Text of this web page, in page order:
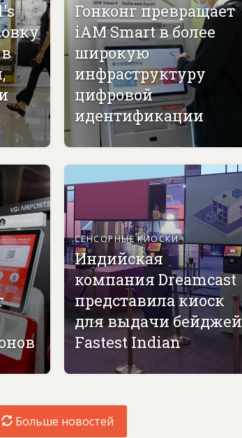
Гонконг превращает
iAM Smart в более
широкую
инфраструктуру
цифровой
идентификации
СЕНСОРНЫЕ КИОСКИ
Индийская
компания Dreamcast
представила киоск
для выдачи бейджей
Fastest Indian
Больше новостей